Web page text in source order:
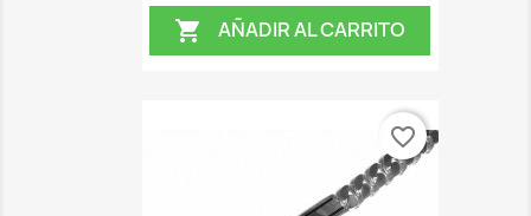
 AÑADIR AL CARRITO
favorite_border